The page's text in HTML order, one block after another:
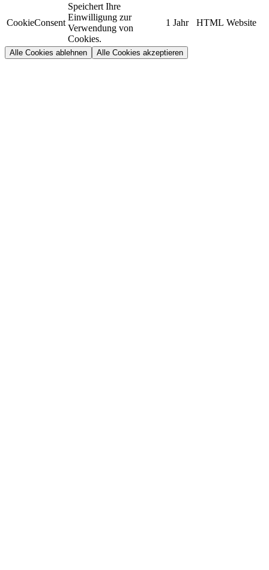
CookieConsent
Speichert Ihre
Einwilligung zur
Verwendung von
Cookies.
1 Jahr HTML Website
Alle Cookies ablehnen Alle Cookies akzeptieren